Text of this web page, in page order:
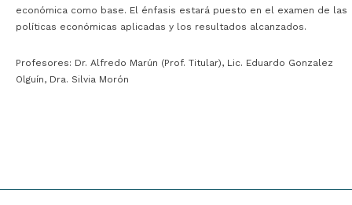
económica como base. El énfasis estará puesto en el examen de las
políticas económicas aplicadas y los resultados alcanzados.
Profesores: Dr. Alfredo Marún (Prof. Titular), Lic. Eduardo Gonzalez
Olguín, Dra. Silvia Morón